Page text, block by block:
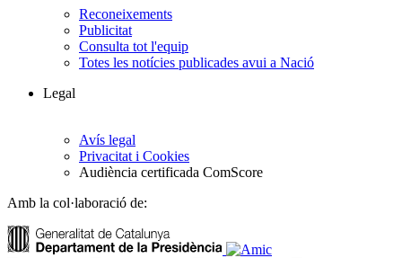
Reconeixements
Publicitat
Consulta tot l'equip
Totes les notícies publicades avui a Nació
Legal
Avís legal
Privacitat i Cookies
Audiència certificada ComScore
Amb la col·laboració de: